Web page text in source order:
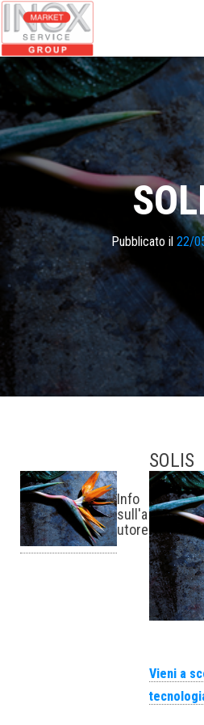
GROUP
Pubblicato il 22/
SOLIS
Vieni a
Info
sull'a
utore